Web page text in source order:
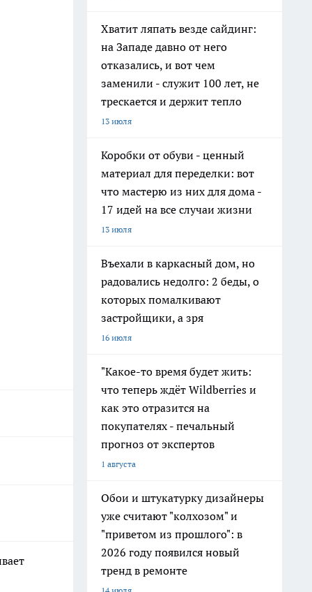
Хватит ляпать везде сайдинг:
на Западе давно от него
отказались, и вот чем
заменили - служит 100 лет, не
трескается и держит тепло
13 июля
Коробки от обуви - ценный
материал для переделки: вот
что мастерю из них для дома -
17 идей на все случаи жизни
13 июля
Въехали в каркасный дом, но
радовались недолго: 2 беды, о
которых помалкивают
застройщики, а зря
16 июля
"Какое-то время будет жить:
что теперь ждёт Wildberries и
как это отразится на
покупателях - печальный
прогноз от экспертов
1 августа
Обои и штукатурку дизайнеры
уже считают "колхозом" и
"приветом из прошлого": в
2026 году появился новый
тренд в ремонте